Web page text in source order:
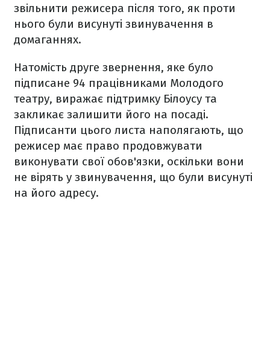
звільнити режисера після того, як проти
нього були висунуті звинувачення в
домаганнях.
Натомість друге звернення, яке було
підписане 94 працівниками Молодого
театру, виражає підтримку Білоусу та
закликає залишити його на посаді.
Підписанти цього листа наполягають, що
режисер має право продовжувати
виконувати свої обов'язки, оскільки вони
не вірять у звинувачення, що були висунуті
на його адресу.